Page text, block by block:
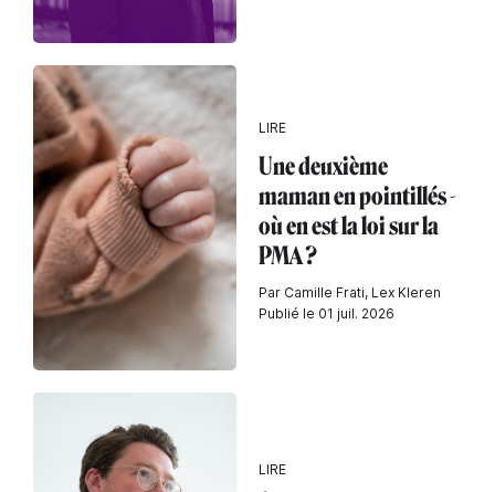
LIRE
Une deuxième
maman en pointillés -
où en est la loi sur la
PMA ?
Par Camille Frati, Lex Kleren
Publié le 01 juil. 2026
LIRE